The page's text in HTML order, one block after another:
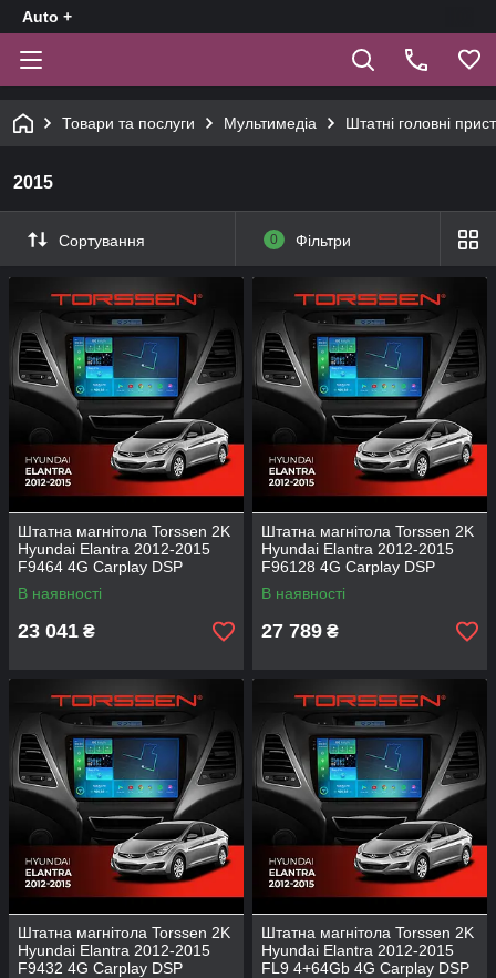
Auto +
Товари та послуги Мультимедіа Штатні головні
2015
Сортування 0 Фільтри
Штатна магнітола Torssen 2K
Hyundai Elantra 2012-2015
F9464 4G Carplay DSP
В наявності
23 041 ₴
Штатна магнітола Torssen 2K
Hyundai Elantra 2012-2015
F96128 4G Carplay DSP
В наявності
27 789 ₴
Штатна магнітола Torssen 2K
Hyundai Elantra 2012-2015
F9432 4G Carplay DSP
Штатна магнітола Torssen 2K
Hyundai Elantra 2012-2015
FL9 4+64Gb 4G Carplay DSP